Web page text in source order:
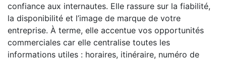
confiance aux internautes. Elle rassure sur la fiabilité,
la disponibilité et l’image de marque de votre
entreprise. À terme, elle accentue vos opportunités
commerciales car elle centralise toutes les
informations utiles : horaires, itinéraire, numéro de